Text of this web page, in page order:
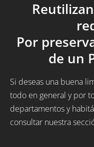
Por
de un
Si deseas una buena
todo en general y por
departamentos y
consultar nuestra